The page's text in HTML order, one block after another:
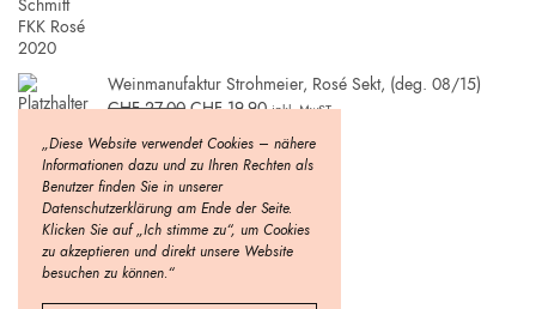
Weinmanufaktur Strohmeier, Rosé Sekt, (deg. 08/15)
CHF27,00 CHF19,90 inkl. MwST.
„Diese Website verwendet Cookies – nähere
Informationen dazu und zu Ihren Rechten als
Benutzer finden Sie in unserer
Datenschutzerklärung am Ende der Seite.
Klicken Sie auf „Ich stimme zu“, um Cookies
zu akzeptieren und direkt unsere Website
besuchen zu können.“